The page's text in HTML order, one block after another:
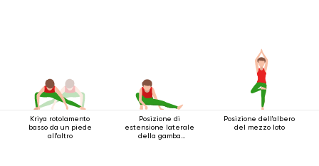
Kriya rotolamento
basso da un piede
all'altro
Posizione di
estensione laterale
della gamba
Posizione dell'albero
del mezzo loto